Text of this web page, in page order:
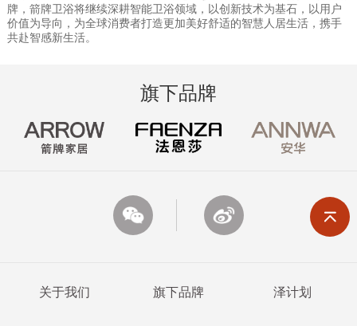
牌，箭牌卫浴将继续深耕智能卫浴领域，以创新技术为基石，以用户
价值为导向，为全球消费者打造更加美好舒适的智慧人居生活，携手
共赴智感新生活。
旗下品牌
关于我们 旗下品牌 泽计划